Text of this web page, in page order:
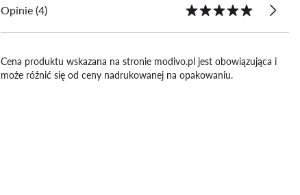
Opinie (4)
Cena produktu wskazana na stronie modivo.pl jest obowiązująca i
może różnić się od ceny nadrukowanej na opakowaniu.